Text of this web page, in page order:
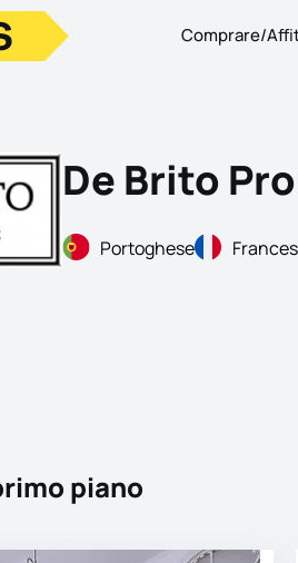
Comprare/
De Brito
Portoghese
piano